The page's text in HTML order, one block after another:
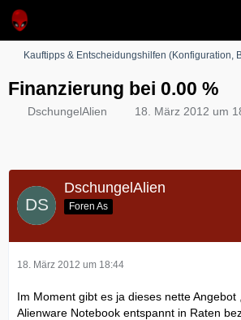
Kauftipps & Entscheidungshilfen (Konfiguration,
Finanzierung bei 0.00 %
DschungelAlien 18. März 2012 um
DschungelAlien
Foren As
18. März 2012 um 18:44
Im Moment gibt es ja dieses nette Angebot
Alienware Notebook entspannt in Raten